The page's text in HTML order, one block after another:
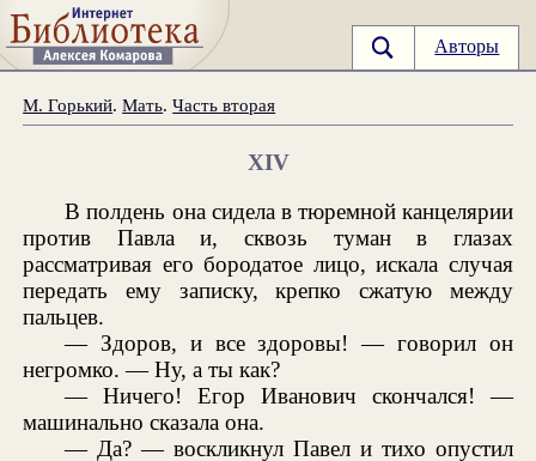
Авторы
М. Горький.Мать.Часть вторая
XIV
В полдень она сидела в тюремной канцелярии
против Павла и, сквозь туман в глазах
рассматривая его бородатое лицо, искала случая
передать ему записку, крепко сжатую между
пальцев.
— Здоров, и все здоровы! — говорил он
негромко. — Ну, а ты как?
— Ничего! Егор Иванович скончался! —
машинально сказала она.
— Да? — воскликнул Павел и тихо опустил